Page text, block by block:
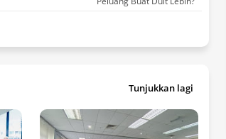
Tunjukkan lagi